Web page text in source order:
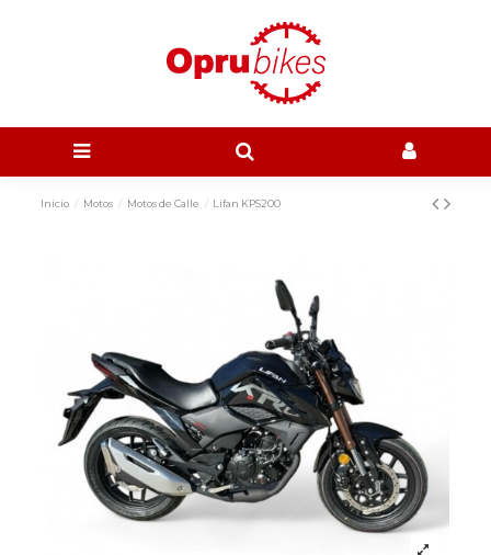
Inicio Motos Motos de Calle Lifan KPS200